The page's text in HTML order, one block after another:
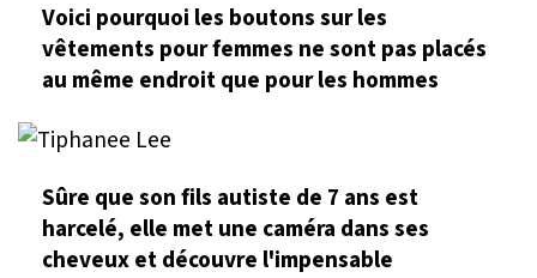
Voici pourquoi les boutons sur les
vêtements pour femmes ne sont pas placés
au même endroit que pour les hommes
Sûre que son fils autiste de 7 ans est
harcelé, elle met une caméra dans ses
cheveux et découvre l'impensable